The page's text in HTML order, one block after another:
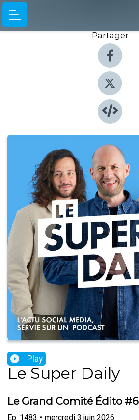
Partager
Play
Le Super Daily
Le Grand Comité Édito #6
Ep. 1483 • mercredi 3 juin 2026